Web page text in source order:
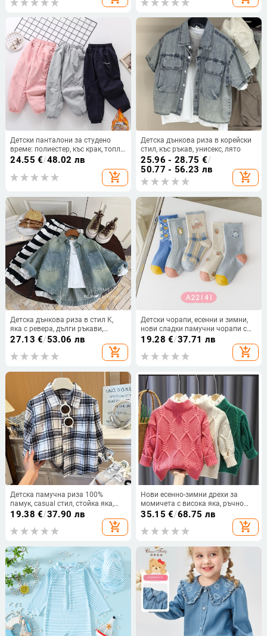
Детски панталони за студено
време: полиестер, къс крак, топли
за момчета 7–12 г
24.55 €/48.02 лв
add_shopping_cart
Детска дънкова риза в корейски
стил, къс ръкав, унисекс, лято
25.96 - 28.75 €/
50.77 - 56.23 лв
add_shopping_cart
Детска дънкова риза в стил K,
яка с ревера, дълги ръкави,
памучна тъкан
27.13 €/53.06 лв
add_shopping_cart
Детски чорапи, есенни и зимни,
нови сладки памучни чорапи с
анимационни герои, средно
дълги, за момчета и момичета от
1 до 15 години, бебешки чорапи в
19.28 €/37.71 лв
add_shopping_cart
Детска памучна риза 100%
памук, casual стил, стойка яка,
дълги ръкави, каре
19.38 €/37.90 лв
add_shopping_cart
Нови есенно-зимни дрехи за
момичета с висока яка, ръчно
тъкан пуловер с дебело долнище,
стилен пуловер, нов есенно-
зимен без дантела
35.15 €/68.75 лв
add_shopping_cart